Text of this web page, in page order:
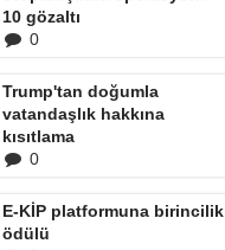
10 gözaltı
0
Trump'tan doğumla
vatandaşlık hakkına
kısıtlama
0
E-KİP platformuna birincilik
ödülü